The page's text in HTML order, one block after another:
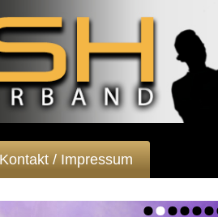
Kontakt / Impressum